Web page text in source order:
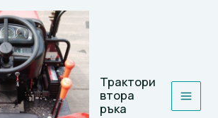
Трактори
втора
ръка